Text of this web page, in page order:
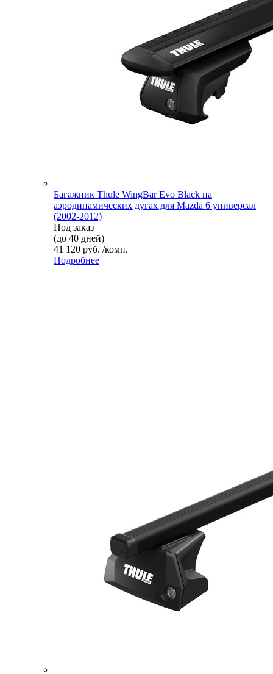
Багажник Thule WingBar Evo Black на
аэродинамических дугах для Mazda 6 универсал
(2002-2012)
Под заказ
(до 40 дней)
41 120 руб. /комп.
Подробнее